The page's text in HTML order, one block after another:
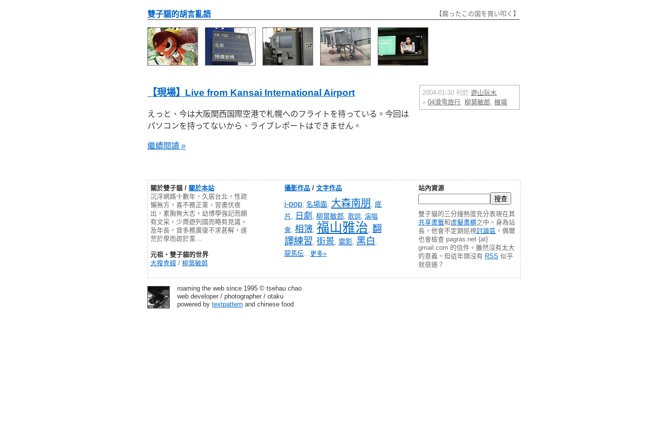
雙子貓的胡言亂語 【腐ったこの国を買い叩く】
2004-01-30 刊於 遊山玩水
» 04滑雪旅行, 柳葉敏郎, 機場
【現場】Live from Kansai International Airport
えっと、今は大阪関西国際空港で札幌へのフライトを待っている。今回は
パソコンを持ってないから、ライブレポートはできません。
繼續閱讀 »
關於雙子貓 / 關於本站
沉浮網路十數年，久居台北。性疏
懶無方，喜不務正業，習晝伏夜
出，素胸無大志。幼博學強記而頗
有文采，少周遊列國而略有見識。
及年長，貪多務廣復不求甚解，遂
荒於學而疏於業…
元祖‧雙子貓的世界
大搜查線 / 柳葉敏郎
站內資源
雙子貓的三分鐘熱度充分表現在其
共享書籤和 虛擬書櫃之中。身為站
長，他會不定期巡視討論區 ，偶爾
也會檢查 pagras.net {at}
gmail.com 的信件。雖然沒有太大
的意義，但這年頭沒有 RSS 似乎
就很遜？
攝影作品 / 文字作品
j-pop, 名場面, 大森南朋 , 底
片 , 日劇 , 柳葉敏郎, 歌詞 , 演唱
會, 相簿, 福山雅治 , 翻
譯練習, 街景, 電影, 黑白 ,
龍馬伝…更多»
roaming the web since 1995 © tsehau chao
web developer / photographer / otaku
powered by textpattern and chinese food